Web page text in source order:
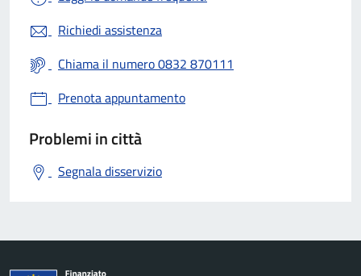
Richiedi assistenza
Chiama il numero 0832 870111
Prenota appuntamento
Problemi in città
Segnala disservizio